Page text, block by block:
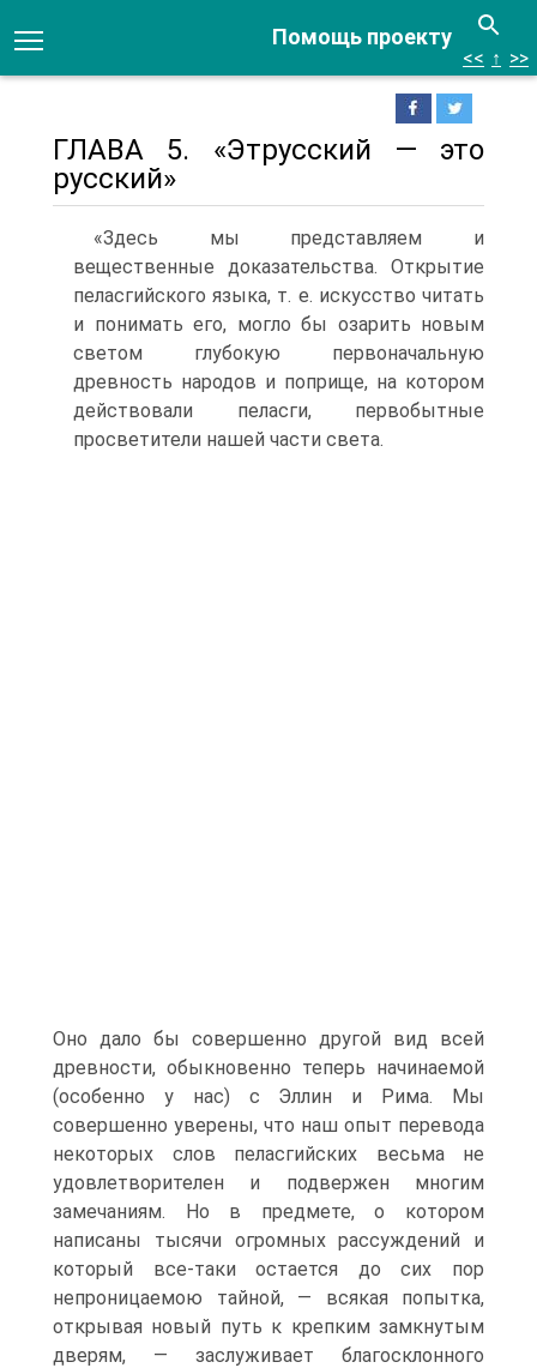
Помощь проекту
<< ↑ >>
ГЛАВА 5. «Этрусский — это
русский»
«Здесь мы представляем и
вещественные доказательства. Открытие
пеласгийского языка, т. е. искусство читать
и понимать его, могло бы озарить новым
светом глубокую первоначальную
древность народов и поприще, на котором
действовали пеласги, первобытные
просветители нашей части света.
Оно дало бы совершенно другой вид всей
древности, обыкновенно теперь начинаемой
(особенно у нас) с Эллин и Рима. Мы
совершенно уверены, что наш опыт перевода
некоторых слов пеласгийских весьма не
удовлетворителен и подвержен многим
замечаниям. Но в предмете, о котором
написаны тысячи огромных рассуждений и
который все-таки остается до сих пор
непроницаемою тайной, — всякая попытка,
открывая новый путь к крепким замкнутым
дверям, — заслуживает благосклонного